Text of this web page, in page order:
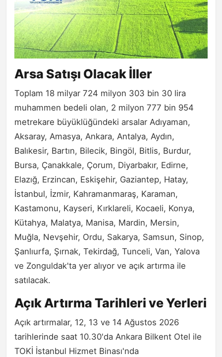
Arsa Satışı Olacak İller
Toplam 18 milyar 724 milyon 303 bin 30 lira
muhammen bedeli olan, 2 milyon 777 bin 954
metrekare büyüklüğündeki arsalar Adıyaman,
Aksaray, Amasya, Ankara, Antalya, Aydın,
Balıkesir, Bartın, Bilecik, Bingöl, Bitlis, Burdur,
Bursa, Çanakkale, Çorum, Diyarbakır, Edirne,
Elazığ, Erzincan, Eskişehir, Gaziantep, Hatay,
İstanbul, İzmir, Kahramanmaraş, Karaman,
Kastamonu, Kayseri, Kırklareli, Kocaeli, Konya,
Kütahya, Malatya, Manisa, Mardin, Mersin,
Muğla, Nevşehir, Ordu, Sakarya, Samsun, Sinop,
Şanlıurfa, Şırnak, Tekirdağ, Tunceli, Van, Yalova
ve Zonguldak'ta yer alıyor ve açık artırma ile
satılacak.
Açık Artırma Tarihleri ve Yerleri
Açık artırmalar, 12, 13 ve 14 Ağustos 2026
tarihlerinde saat 10.30'da Ankara Bilkent Otel ile
TOKİ İstanbul Hizmet Binası'nda